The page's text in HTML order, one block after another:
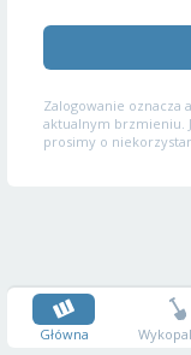
Zalogowanie oznacza
aktualnym brzmieniu.
prosimy o
Główna